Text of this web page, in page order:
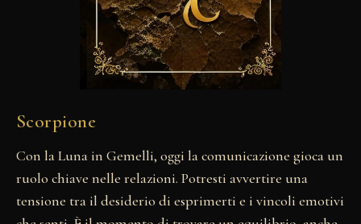
Scorpione
Con la Luna in Gemelli, oggi la comunicazione gioca un
ruolo chiave nelle relazioni. Potresti avvertire una
tensione tra il desiderio di esprimerti e i vincoli emotivi